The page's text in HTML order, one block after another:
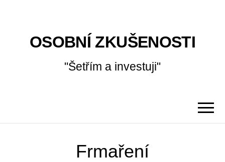
OSOBNÍ ZKUŠENOSTI
"Šetřím a investuji"
Frmaření